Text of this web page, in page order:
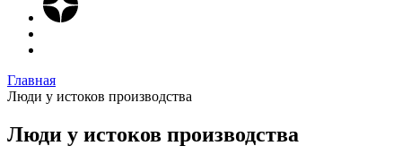
Главная
Люди у истоков производства
Люди у истоков производства